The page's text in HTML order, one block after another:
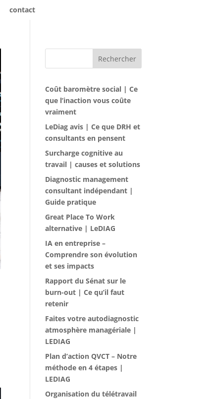
contact
Rechercher
Coût baromètre social | Ce
que l’inaction vous coûte
vraiment
LeDiag avis | Ce que DRH et
consultants en pensent
Surcharge cognitive au
travail | causes et solutions
Diagnostic management
consultant indépendant |
Guide pratique
Great Place To Work
alternative | LeDIAG
IA en entreprise –
Comprendre son évolution
et ses impacts
Rapport du Sénat sur le
burn-out | Ce qu’il faut
retenir
Faites votre autodiagnostic
atmosphère managériale |
LEDIAG
Plan d’action QVCT – Notre
méthode en 4 étapes |
LEDIAG
Organisation du télétravail